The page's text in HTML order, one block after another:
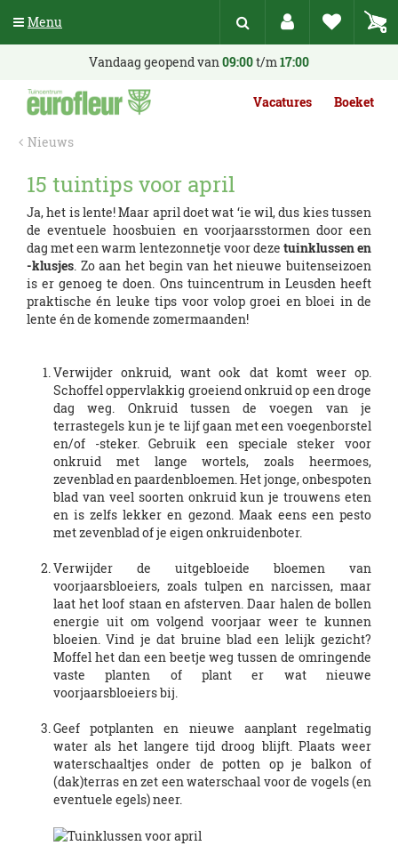
n
Nieuws
Vandaag geopend van09:00t/m17:00
Vacatures Boeket
15 tuintips voor april
Ja, het is lente! Maar april doet wat ‘ie wil, dus kies tussen
de eventuele hoosbuien en voorjaarsstormen door een
dag met een warm lentezonnetje voor deze tuinklussen en
-klusjes. Zo aan het begin van het nieuwe buitenseizoen
is er genoeg te doen. Ons tuincentrum in Leusden heeft
praktische én leuke tips voor volop groei en bloei in de
lente én de komende zomermaanden!
Verwijder onkruid, want ook dat komt weer op.
Schoffel oppervlakkig groeiend onkruid op een droge
dag weg. Onkruid tussen de voegen van je
terrastegels kun je te lijf gaan met een voegenborstel
en/of -steker. Gebruik een speciale steker voor
onkruid met lange wortels, zoals heermoes,
zevenblad en paardenbloemen. Het jonge, onbespoten
blad van veel soorten onkruid kun je trouwens eten
en is zelfs lekker en gezond. Maak eens een pesto
met zevenblad of je eigen onkruidenboter.
Verwijder de uitgebloeide bloemen van
voorjaarsbloeiers, zoals tulpen en narcissen, maar
laat het loof staan en afsterven. Daar halen de bollen
energie uit om volgend voorjaar weer te kunnen
bloeien. Vind je dat bruine blad een lelijk gezicht?
Moffel het dan een beetje weg tussen de omringende
vaste planten of plant er wat nieuwe
voorjaarsbloeiers bij.
Geef potplanten en nieuwe aanplant regelmatig
water als het langere tijd droog blijft. Plaats weer
waterschaaltjes onder de potten op je balkon of
(dak)terras en zet een waterschaal voor de vogels (en
eventuele egels) neer.
Menu